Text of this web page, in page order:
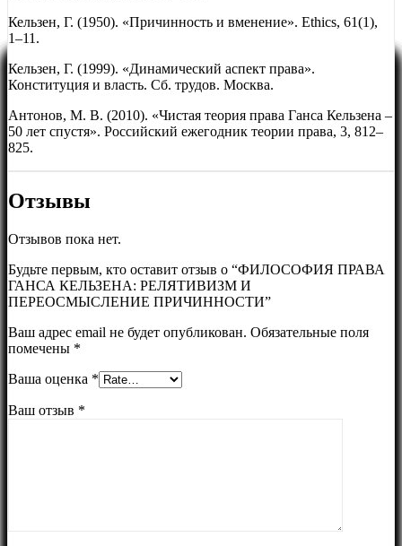
Кельзен, Г. (1950). «Причинность и вменение». Ethics, 61(1),
1–11.
Кельзен, Г. (1999). «Динамический аспект права».
Конституция и власть. Сб. трудов. Москва.
Антонов, М. В. (2010). «Чистая теория права Ганса Кельзена –
50 лет спустя». Российский ежегодник теории права, 3, 812–
825.
Отзывы
Отзывов пока нет.
Будьте первым, кто оставит отзыв о “ФИЛОСОФИЯ ПРАВА
ГАНСА КЕЛЬЗЕНА: РЕЛЯТИВИЗМ И
ПЕРЕОСМЫСЛЕНИЕ ПРИЧИННОСТИ”
Ваш адрес email не будет опубликован. Обязательные поля
помечены *
Ваша оценка *
Ваш отзыв *